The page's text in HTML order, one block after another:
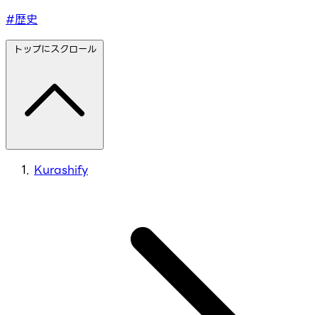
#歴史
トップにスクロール
Kurashify